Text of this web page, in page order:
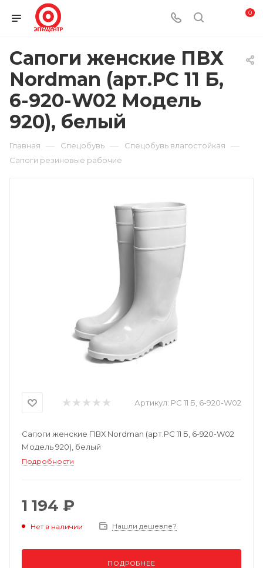
0
Сапоги женские ПВХ
Nordman (арт.РС 11 Б,
6-920-W02 Модель
920), белый
Главная — Спецобувь — Спецобувь влагостойкая —
Сапоги резиновые рабочие
Артикул: РС 11 Б, 6-920-W02
Сапоги женские ПВХ Nordman (арт.РС 11 Б, 6-920-W02
Модель 920), белый
Подробности
1 194 ₽
Нет в наличии Нашли дешевле?
ПОДРОБНЕЕ